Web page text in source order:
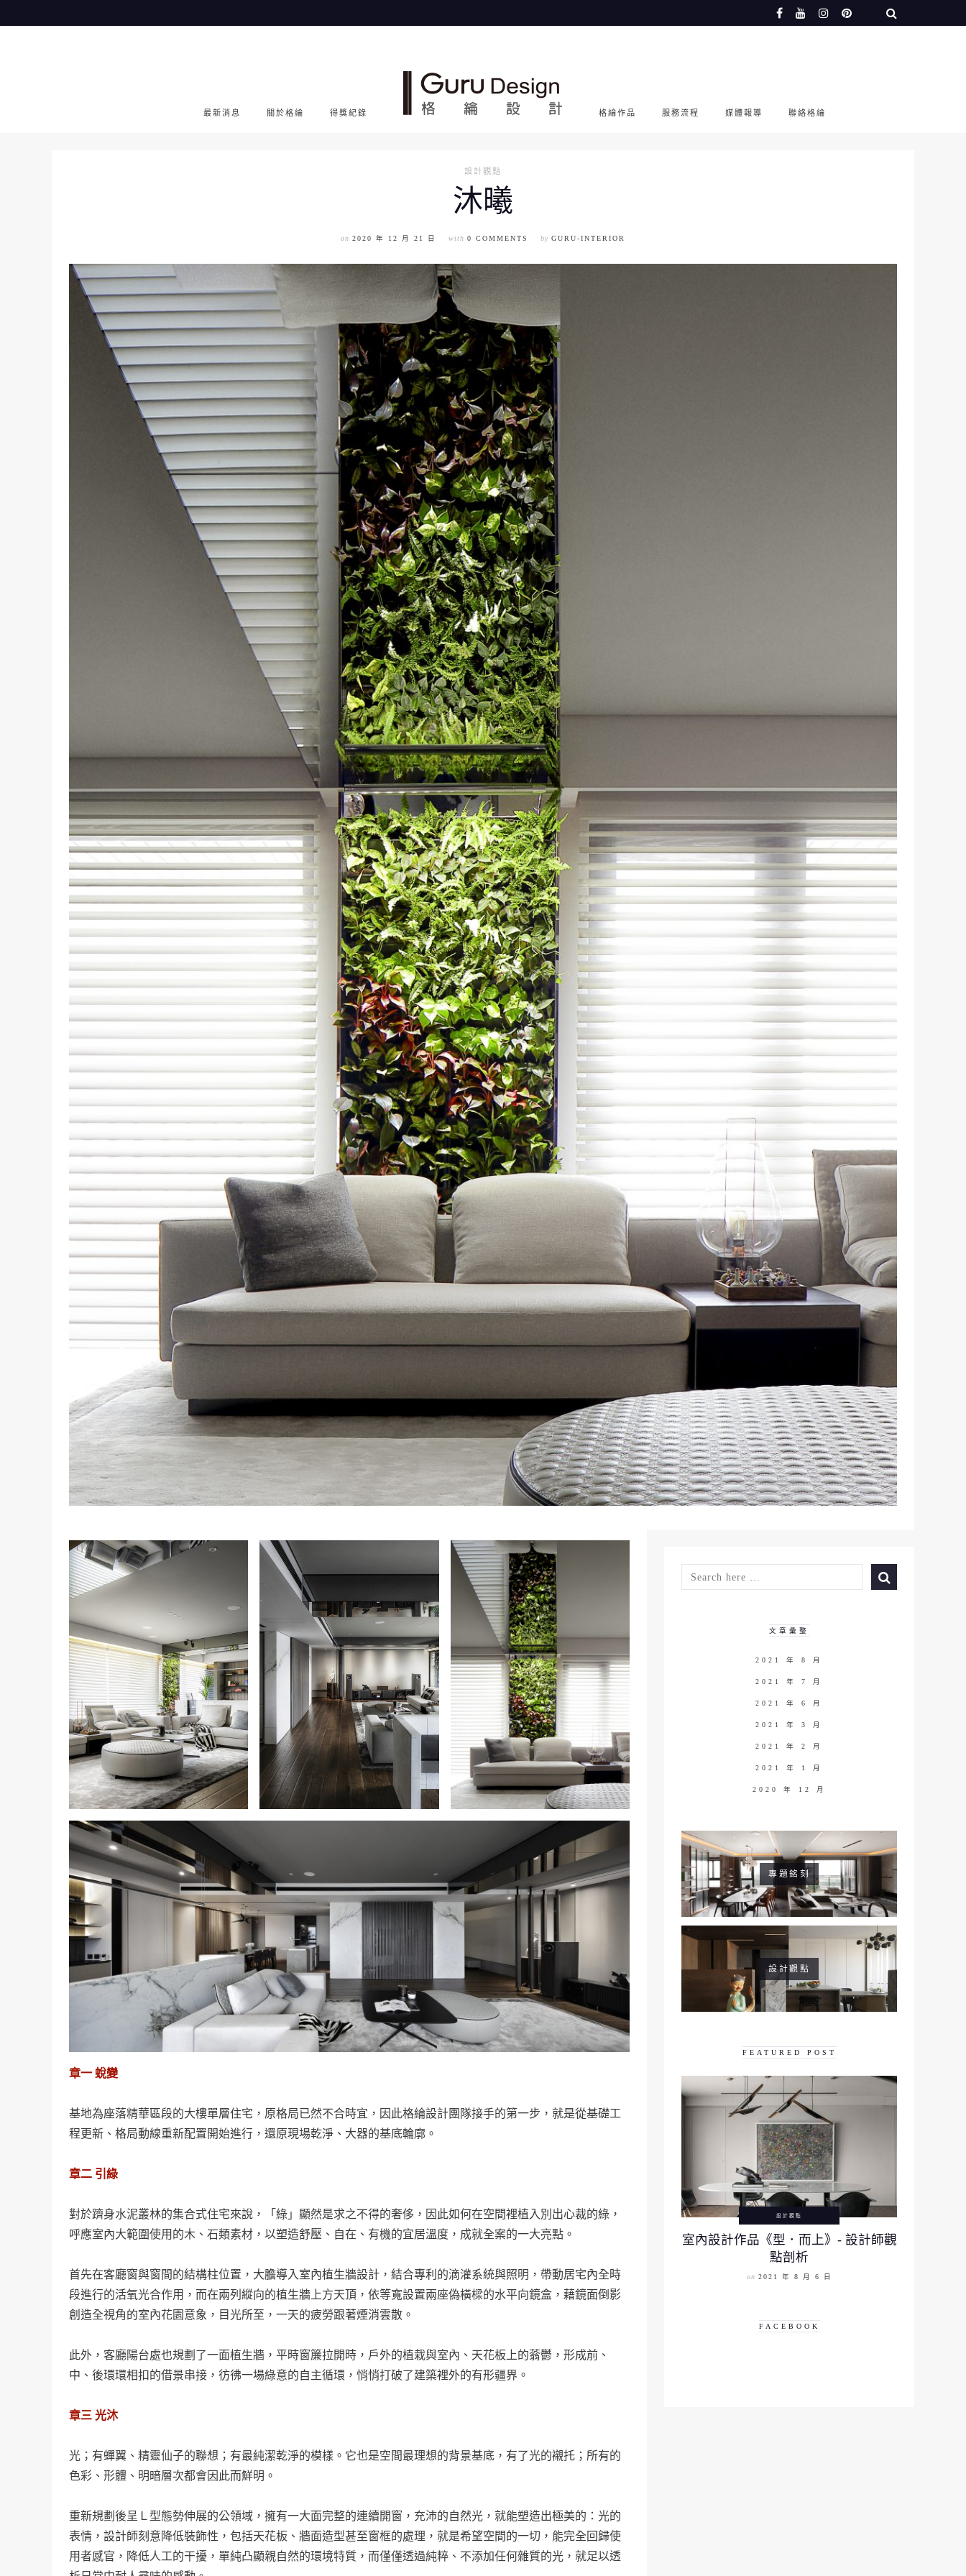
to
最新消息 關於格綸 得獎紀錄 格綸作品 服務流程 媒體報導 聯絡格綸
設計觀點
沐曦
on 2020 年 12 月 21 日 with 0 COMMENTS by GURU-INTERIOR
章一 蛻變
基地為座落精華區段的大樓單層住宅，原格局已然不合時宜，因此格綸設計團隊接手的第一步，就是從基礎工
程更新、格局動線重新配置開始進行，還原現場乾淨、大器的基底輪廓。
章二 引綠
對於躋身水泥叢林的集合式住宅來說，「綠」顯然是求之不得的奢侈，因此如何在空間裡植入別出心裁的綠，
呼應室內大範圍使用的木、石類素材，以塑造舒壓、自在、有機的宜居溫度，成就全案的一大亮點。
首先在客廳窗與窗間的結構柱位置，大膽導入室內植生牆設計，結合專利的滴灌系統與照明，帶動居宅內全時
段進行的活氧光合作用，而在兩列縱向的植生牆上方天頂，依等寬設置兩座偽橫樑的水平向鏡盒，藉鏡面倒影
創造全視角的室內花園意象，目光所至，一天的疲勞跟著煙消雲散。
此外，客廳陽台處也規劃了一面植生牆，平時窗簾拉開時，戶外的植栽與室內、天花板上的蓊鬱，形成前、
中、後環環相扣的借景串接，彷彿一場綠意的自主循環，悄悄打破了建築裡外的有形疆界。
章三 光沐
光；有蟬翼、精靈仙子的聯想；有最純潔乾淨的模樣。它也是空間最理想的背景基底，有了光的襯托；所有的
色彩、形體、明暗層次都會因此而鮮明。
重新規劃後呈Ｌ型態勢伸展的公領域，擁有一大面完整的連續開窗，充沛的自然光，就能塑造出極美的：光的
表情，設計師刻意降低裝飾性，包括天花板、牆面造型甚至窗框的處理，就是希望空間的一切，能完全回歸使
用者感官，降低人工的干擾，單純凸顯親自然的環境特質，而僅僅透過純粹、不添加任何雜質的光，就足以透
文章彙整
2021 年 8 月
2021 年 7 月
2021 年 6 月
2021 年 3 月
2021 年 2 月
2021 年 1 月
2020 年 12 月
專題銘刻
設計觀點
FEATURED POST
設計觀點
室內設計作品《型．而上》- 設計師觀
點剖析
on 2021 年 8 月 6 日
FACEBOOK